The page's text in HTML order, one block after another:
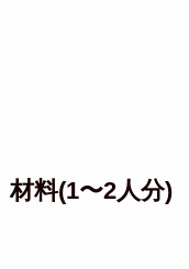
材料(1〜2人分)